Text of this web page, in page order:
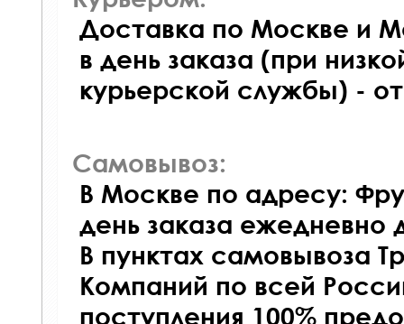
Доставка по Москве и
в день заказа (при
курьерской службы) -
Самовывоз:
В Москве по адресу:
день заказа ежедневно
В пунктах самовывоза
Компаний по всей
поступления 100%